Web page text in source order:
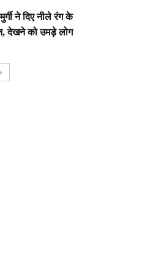
ने दिए नीले रंग के
देखने को उमड़े लोग